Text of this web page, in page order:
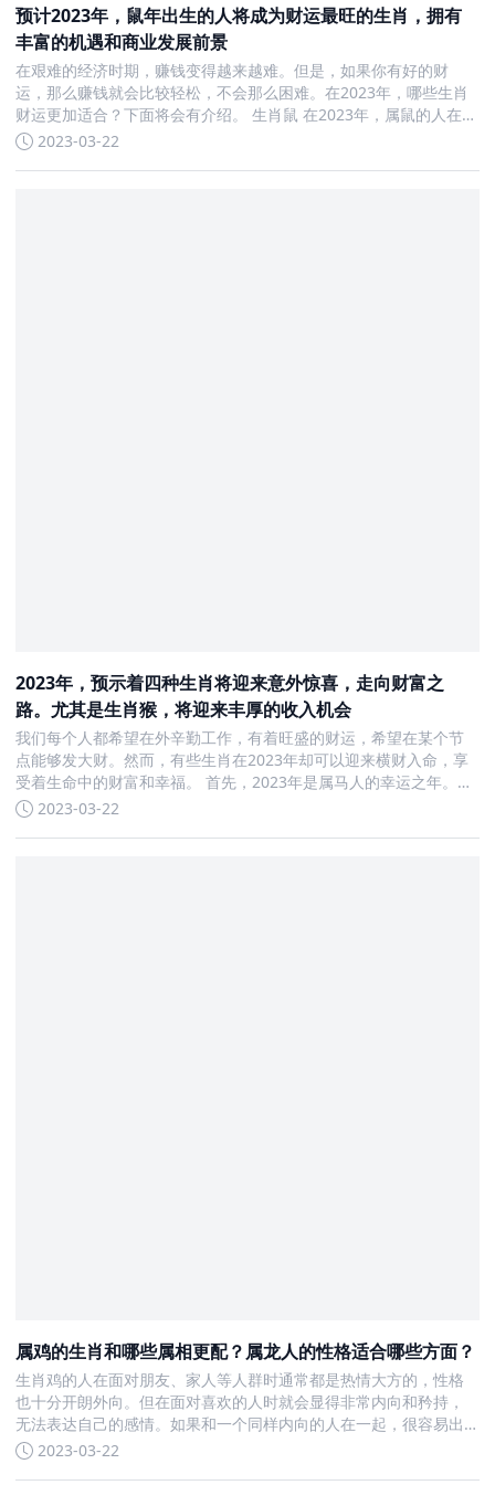
预计2023年，鼠年出生的人将成为财运最旺的生肖，拥有
丰富的机遇和商业发展前景
在艰难的经济时期，赚钱变得越来越难。但是，如果你有好的财
运，那么赚钱就会比较轻松，不会那么困难。在2023年，哪些生肖
财运更加适合？下面将会有介绍。 生肖鼠 在2023年，属鼠的人在财
运方面将排到第一名。2023年的整体运势排名属鼠人第一。他们在
2023-03-22
2023年，预示着四种生肖将迎来意外惊喜，走向财富之
路。尤其是生肖猴，将迎来丰厚的收入机会
我们每个人都希望在外辛勤工作，有着旺盛的财运，希望在某个节
点能够发大财。然而，有些生肖在2023年却可以迎来横财入命，享
受着生命中的财富和幸福。 首先，2023年是属马人的幸运之年。在
度过上一年的太岁之后，属马人的运势将逐渐趋于稳定。这一年，
2023-03-22
属鸡的生肖和哪些属相更配？属龙人的性格适合哪些方面？
生肖鸡的人在面对朋友、家人等人群时通常都是热情大方的，性格
也十分开朗外向。但在面对喜欢的人时就会显得非常内向和矜持，
无法表达自己的感情。如果和一个同样内向的人在一起，很容易出
现矛盾。那么什么样的人性格比较外向适合和生肖鸡在一起呢？ 下
2023-03-22